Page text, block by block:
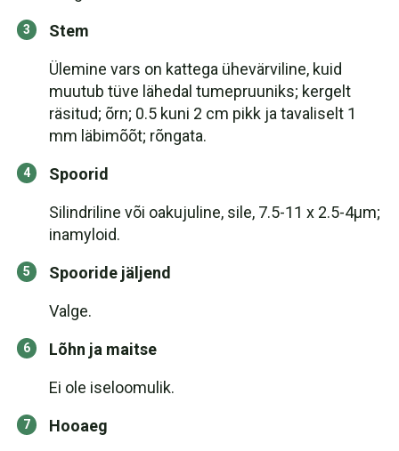
Stem
Ülemine vars on kattega ühevärviline, kuid
muutub tüve lähedal tumepruuniks; kergelt
räsitud; õrn; 0.5 kuni 2 cm pikk ja tavaliselt 1
mm läbimõõt; rõngata.
Spoorid
Silindriline või oakujuline, sile, 7.5-11 x 2.5-4μm;
inamyloid.
Spooride jäljend
Valge.
Lõhn ja maitse
Ei ole iseloomulik.
Hooaeg